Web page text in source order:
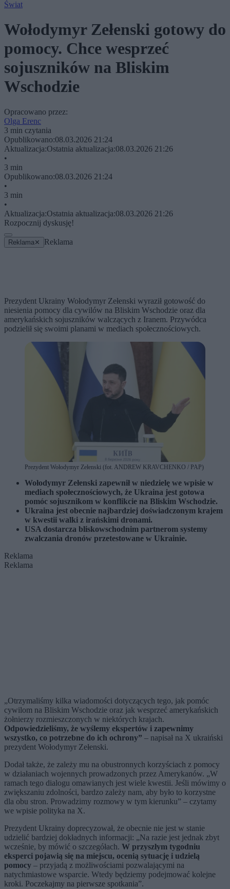
Świat
Wołodymyr Zełenski gotowy do
pomocy. Chce wesprzeć
sojuszników na Bliskim
Wschodzie
Opracowano przez:
Olga Erenc
3 min czytania
Opublikowano:08.03.2026 21:24
Aktualizacja:Ostatnia aktualizacja:08.03.2026 21:26
•
3 min
Opublikowano:08.03.2026 21:24
•
3 min
•
Aktualizacja:Ostatnia aktualizacja:08.03.2026 21:26
Rozpocznij dyskusję!
Reklama ✕ Reklama
Prezydent Ukrainy Wołodymyr Zełenski wyraził gotowość do
niesienia pomocy dla cywilów na Bliskim Wschodzie oraz dla
amerykańskich sojuszników walczących z Iranem. Przywódca
podzielił się swoimi planami w mediach społecznościowych.
Prezydent Wołodymyr Zełenski (fot. ANDREW KRAVCHENKO / PAP)
Wołodymyr Zełenski zapewnił w niedzielę we wpisie w
mediach społecznościowych, że Ukraina jest gotowa
pomóc sojusznikom w konflikcie na Bliskim Wschodzie.
Ukraina jest obecnie najbardziej doświadczonym krajem
w kwestii walki z irańskimi dronami.
USA dostarcza bliskowschodnim partnerom systemy
zwalczania dronów przetestowane w Ukrainie.
Reklama
Reklama
„Otrzymaliśmy kilka wiadomości dotyczących tego, jak pomóc
cywilom na Bliskim Wschodzie oraz jak wesprzeć amerykańskich
żołnierzy rozmieszczonych w niektórych krajach.
Odpowiedzieliśmy, że wyślemy ekspertów i zapewnimy
wszystko, co potrzebne do ich ochrony” – napisał na X ukraiński
prezydent Wołodymyr Zełenski.
Dodał także, że zależy mu na obustronnych korzyściach z pomocy
w działaniach wojennych prowadzonych przez Amerykanów. „W
ramach tego dialogu omawianych jest wiele kwestii. Jeśli mówimy o
zwiększaniu zdolności, bardzo zależy nam, aby było to korzystne
dla obu stron. Prowadzimy rozmowy w tym kierunku” – czytamy
we wpisie polityka na X.
Prezydent Ukrainy doprecyzował, że obecnie nie jest w stanie
udzielić bardziej dokładnych informacji: „Na razie jest jednak zbyt
wcześnie, by mówić o szczegółach. W przyszłym tygodniu
eksperci pojawią się na miejscu, ocenią sytuację i udzielą
pomocy – przyjadą z możliwościami pozwalającymi na
natychmiastowe wsparcie. Wtedy będziemy podejmować kolejne
kroki. Poczekajmy na pierwsze spotkania”.